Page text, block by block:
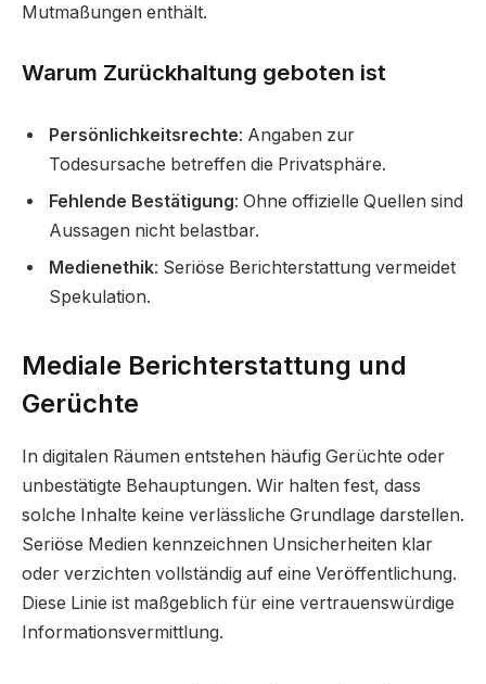
Mutmaßungen enthält.
Warum Zurückhaltung geboten ist
Persönlichkeitsrechte: Angaben zur
Todesursache betreffen die Privatsphäre.
Fehlende Bestätigung: Ohne offizielle Quellen sind
Aussagen nicht belastbar.
Medienethik: Seriöse Berichterstattung vermeidet
Spekulation.
Mediale Berichterstattung und
Gerüchte
In digitalen Räumen entstehen häufig Gerüchte oder
unbestätigte Behauptungen. Wir halten fest, dass
solche Inhalte keine verlässliche Grundlage darstellen.
Seriöse Medien kennzeichnen Unsicherheiten klar
oder verzichten vollständig auf eine Veröffentlichung.
Diese Linie ist maßgeblich für eine vertrauenswürdige
Informationsvermittlung.